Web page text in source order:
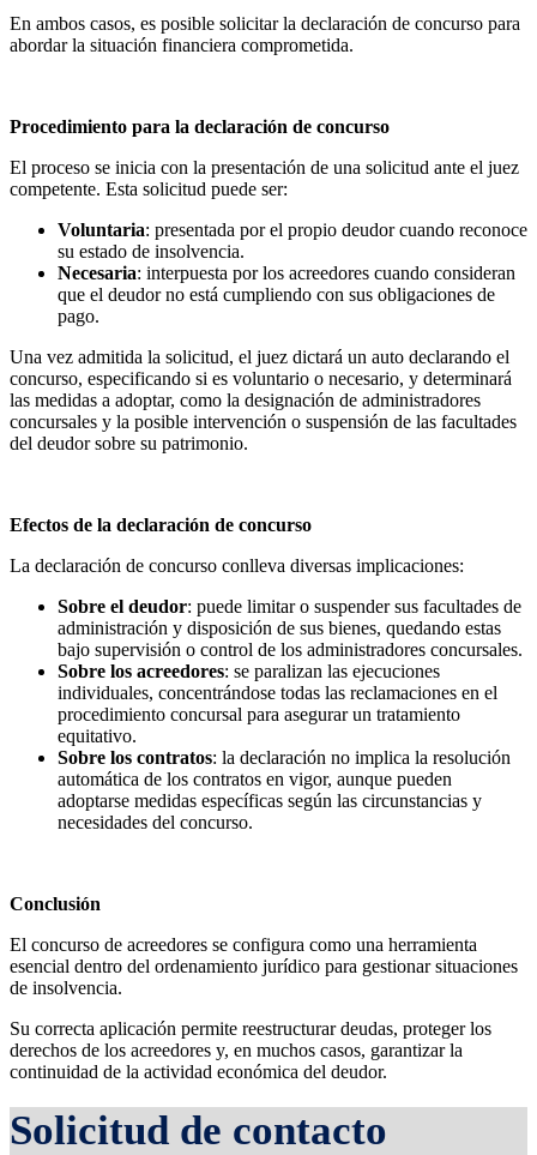
En ambos casos, es posible solicitar la declaración de concurso para
abordar la situación financiera comprometida.
Procedimiento para la declaración de concurso
El proceso se inicia con la presentación de una solicitud ante el juez
competente. Esta solicitud puede ser:
Voluntaria: presentada por el propio deudor cuando reconoce
su estado de insolvencia.
Necesaria: interpuesta por los acreedores cuando consideran
que el deudor no está cumpliendo con sus obligaciones de
pago.
Una vez admitida la solicitud, el juez dictará un auto declarando el
concurso, especificando si es voluntario o necesario, y determinará
las medidas a adoptar, como la designación de administradores
concursales y la posible intervención o suspensión de las facultades
del deudor sobre su patrimonio.
Efectos de la declaración de concurso
La declaración de concurso conlleva diversas implicaciones:
Sobre el deudor: puede limitar o suspender sus facultades de
administración y disposición de sus bienes, quedando estas
bajo supervisión o control de los administradores concursales.
Sobre los acreedores: se paralizan las ejecuciones
individuales, concentrándose todas las reclamaciones en el
procedimiento concursal para asegurar un tratamiento
equitativo.
Sobre los contratos: la declaración no implica la resolución
automática de los contratos en vigor, aunque pueden
adoptarse medidas específicas según las circunstancias y
necesidades del concurso.
Conclusión
El concurso de acreedores se configura como una herramienta
esencial dentro del ordenamiento jurídico para gestionar situaciones
de insolvencia.
Su correcta aplicación permite reestructurar deudas, proteger los
derechos de los acreedores y, en muchos casos, garantizar la
continuidad de la actividad económica del deudor.
Solicitud de contacto